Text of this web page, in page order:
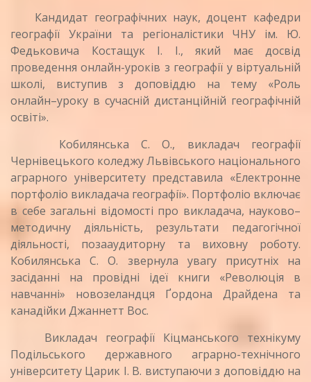
Кандидат географічних наук, доцент кафедри
географії України та регіоналістики ЧНУ ім. Ю.
Федьковича Костащук І. І., який має досвід
проведення онлайн-уроків з географії у віртуальній
школі, виступив з доповіддю на тему «Роль
онлайн–уроку в сучасній дистанційній географічній
освіті».
Кобилянська С. О., викладач географії
Чернівецького коледжу Львівського національного
аграрного університету представила «Електронне
портфоліо викладача географії». Портфоліо включає
в себе загальні відомості про викладача, науково–
методичну діяльність, результати педагогічної
діяльності, позааудиторну та виховну роботу.
Кобилянська С. О. звернула увагу присутніх на
засіданні на провідні ідеї книги «Революція в
навчанні» новозеландця Ґордона Драйдена та
канадійки Джаннетт Вос.
Викладач географії Кіцманського технікуму
Подільського державного аграрно-технічного
університету Царик І. В. виступаючи з доповіддю на